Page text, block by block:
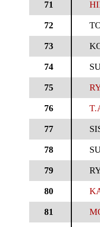
71
72
73
74
75
76
77
78
79
80
81